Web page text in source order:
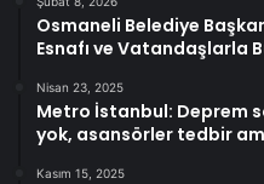
Osmaneli Belediye
Esnafı ve Vatandaşlarla
Nisan 23, 2025
Metro İstanbul: Deprem
yok, asansörler tedbir
Kasım 15, 2025